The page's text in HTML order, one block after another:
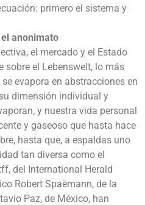
primero el sistema y
anonimato
el mercado y el Estado
sobre el Lebenswelt, lo más
evapora en abstracciones en
dimensión individual y
y nuestra vida personal
y gaseoso que hasta hace
hasta que, a espaldas uno
tan diversa como el
del International Herald
Robert Spaëmann, de la
Paz, de México, han